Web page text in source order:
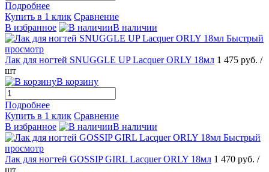
Подробнее
Купить в 1 клик Сравнение
В избранное
В наличии
Быстрый
просмотр
Лак для ногтей SNUGGLE UP Lacquer ORLY 18мл 1 475 руб. /
шт
В корзину
Подробнее
Купить в 1 клик Сравнение
В избранное
В наличии
Быстрый
просмотр
Лак для ногтей GOSSIP GIRL Lacquer ORLY 18мл 1 470 руб. /